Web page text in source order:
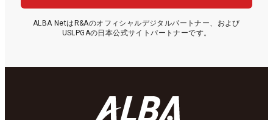
ALBA NetはR&Aのオフィシャルデジタルパートナー、および
USLPGAの日本公式サイトパートナーです。